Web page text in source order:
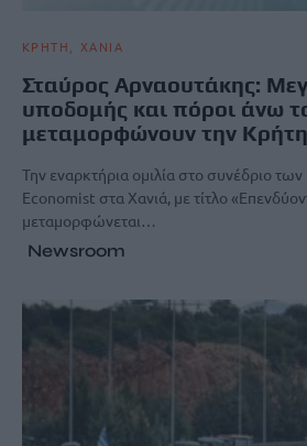
ΚΡΗΤΗ ΧΑΝΙΑ
Σταύρος Αρναουτάκης:
υποδομής και πόροι άνω
μεταμορφώνουν την Κρήτη
Την εναρκτήρια ομιλία στο συνέδριο
Economist στα Χανιά, με τίτλο
μεταμορφώνεται…
Newsroom